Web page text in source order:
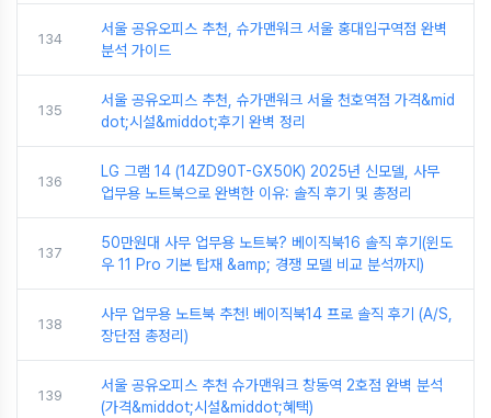
134
서울 공유오피스 추천, 슈가맨워크 서울 홍대입구역점 완벽
분석 가이드
135
서울 공유오피스 추천, 슈가맨워크 서울 천호역점 가격&mid
dot;시설&middot;후기 완벽 정리
136
LG 그램 14 (14ZD90T-GX50K) 2025년 신모델, 사무
업무용 노트북으로 완벽한 이유: 솔직 후기 및 총정리
137
50만원대 사무 업무용 노트북? 베이직북16 솔직 후기(윈도
우 11 Pro 기본 탑재 &amp; 경쟁 모델 비교 분석까지)
138
사무 업무용 노트북 추천! 베이직북14 프로 솔직 후기 (A/S,
장단점 총정리)
139
서울 공유오피스 추천 슈가맨워크 창동역 2호점 완벽 분석
(가격&middot;시설&middot;혜택)